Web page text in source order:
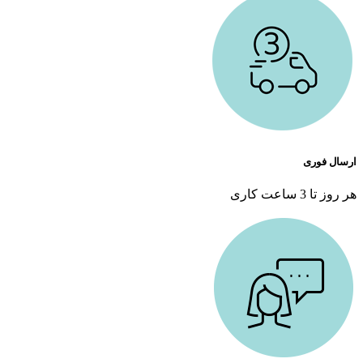
ارسال فوری
هر روز تا 3 ساعت کاری